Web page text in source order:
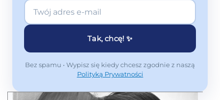
Tak, chcę! ✨
Bez spamu • Wypisz się kiedy chcesz zgodnie z naszą
Polityką Prywatności